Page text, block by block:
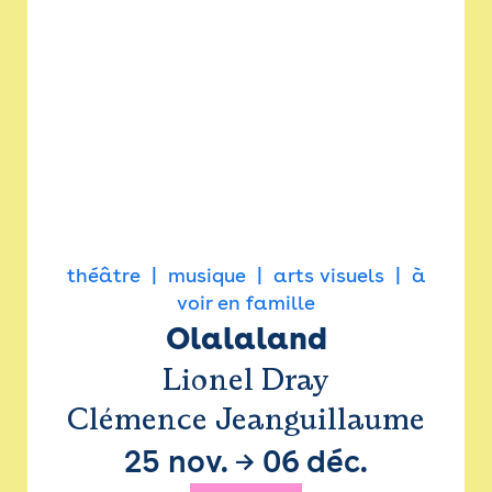
théâtre musique arts visuels
à
voir en famille
Olalaland
Lionel Dray
Clémence Jeanguillaume
25 nov. → 06 déc.